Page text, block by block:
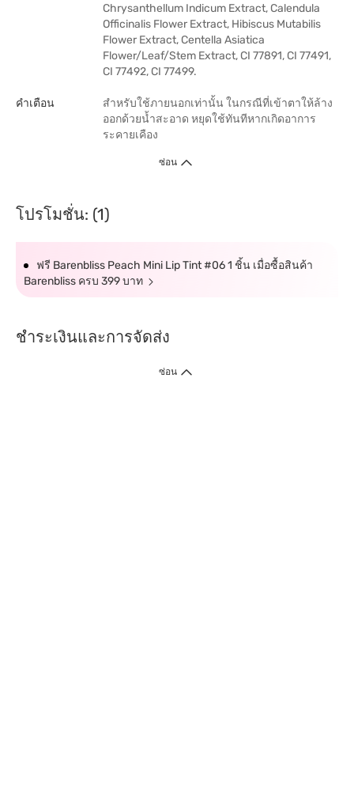
Chrysanthellum Indicum Extract, Calendula
Officinalis Flower Extract, Hibiscus Mutabilis
Flower Extract, Centella Asiatica
Flower/Leaf/Stem Extract, CI 77891, CI 77491,
CI 77492, CI 77499.
คำเตือน
สำหรับใช้ภายนอกเท่านั้น ในกรณีที่เข้าตาให้ล้าง
ออกด้วยน้ำสะอาด หยุดใช้ทันทีหากเกิดอาการ
ระคายเคือง
ซ่อน
โปรโมชั่น: (1)
ฟรี Barenbliss Peach Mini Lip Tint #06 1 ชิ้น เมื่อซื้อสินค้า
Barenbliss ครบ 399 บาท
ชำระเงินและการจัดส่ง
ซ่อน